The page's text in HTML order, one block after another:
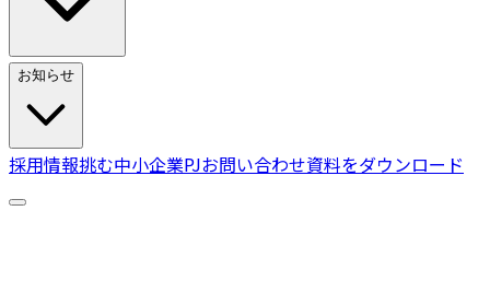
お知らせ
採用情報挑む中小企業PJお問い合わせ資料をダウンロード